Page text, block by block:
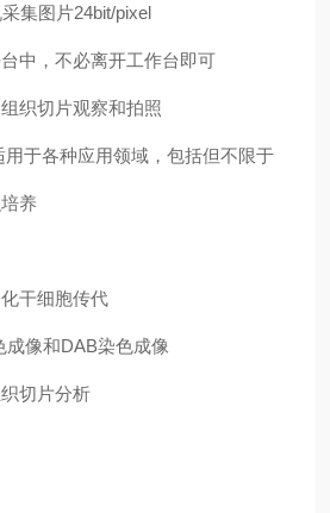
集图片24bit/pixel
中，不必离开工作台即可
织切片观察和拍照
用于各种应用领域，包括但不限于
养
干细胞传代
成像和DAB染色成像
切片分析